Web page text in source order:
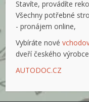
Stavíte, provádíte
Všechny potřebné
- pronájem online,
Vybíráte nové
dveří českého
AUTODOC.CZ